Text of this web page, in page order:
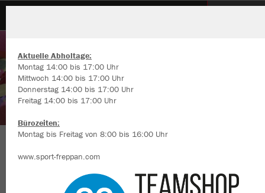
Carneval Club Zigeunerio Schwarzach
Aktuelle Abholtage:
Montag 14:00 bis 17:00 Uhr
Mittwoch 14:00 bis 17:00 Uhr
Donnerstag 14:00 bis 17:00 Uhr
Freitag 14:00 bis 17:00 Uhr
Bürozeiten:
Montag bis Freitag von 8:00 bis 16:00 Uhr
www.sport-freppan.com
Wir verwenden Cookies
Inhalte anzeigen und unsere Website verbessern. Weitere
zu den Cookies findest Du in den Einstellungen.
Alle ablehnen